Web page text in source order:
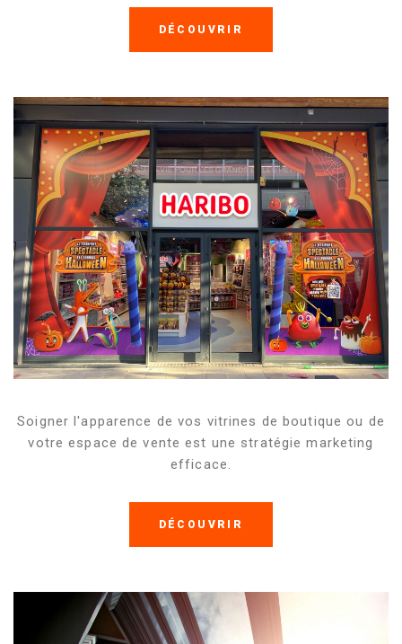
DÉCOUVRIR
Soigner l'apparence de vos vitrines de boutique ou de
votre espace de vente est une stratégie marketing
efficace.
DÉCOUVRIR